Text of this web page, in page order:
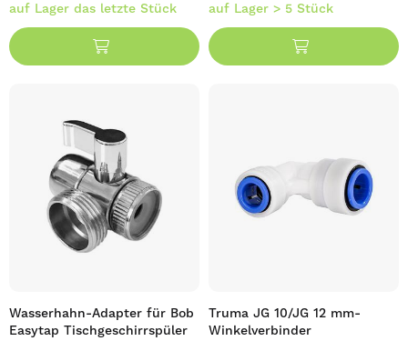
auf Lager das letzte Stück auf Lager > 5 Stück
Wasserhahn-Adapter für Bob
Easytap Tischgeschirrspüler
Truma JG 10/JG 12 mm-
Winkelverbinder